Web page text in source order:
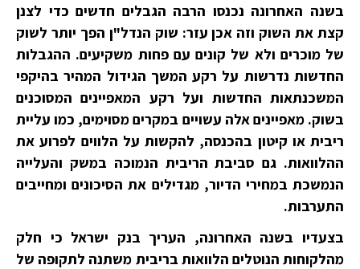
בשנה האחרונה נכנסו הרבה הגבלים חדשים כדי לצנן
קצת את השוק וזה אכן עזר: שוק הנדל"ן הפך יותר לשוק
של מוכרים ולא של קונים עם פחות משקיעים. ההגבלות
החדשות נדרשות על רקע המשך הגידול המהיר בהיקפי
המשכנתאות החדשות ועל רקע המאפיינים המסוכנים
בשוק. מאפיינים אלה עשויים במקרים מסוימים, כמו עליית
ריבית או קיטון בהכנסה, להקשות על הלווים לפרוע את
ההלוואות. גם סביבת הריבית הנמוכה במשק והעלייה
הנמשכת במחירי הדיור, מגדילים את הסיכונים ומחייבים
התערבות.
בצעדיו בשנה האחרונה, העריך בנק ישראל כי חלק
מהלקוחות הנוטלים הלוואות בריבית משתנה לתקופה של